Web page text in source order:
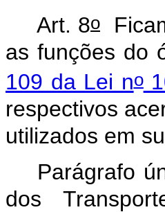
Art. 8o
as funções do
109 da Lei no
respectivos
utilizados em
Parágrafo
dos